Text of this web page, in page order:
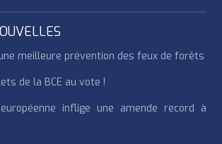
une meilleure prévention des feux de forêts
de la BCE au vote !
inflige une amende record à